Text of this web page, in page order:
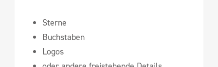
Sterne
Buchstaben
Logos